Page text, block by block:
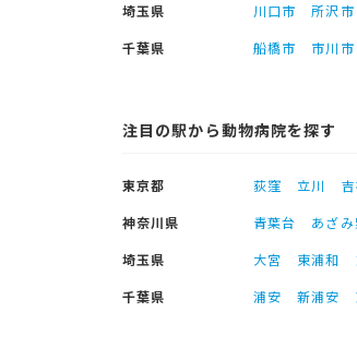
埼玉県
川口市 所沢市
千葉県
船橋市 市川市
注目の駅から動物病院を探す
東京都 荻窪 立川
神奈川県
青葉台 あざみ
埼玉県
大宮 東浦和
千葉県
浦安 新浦安